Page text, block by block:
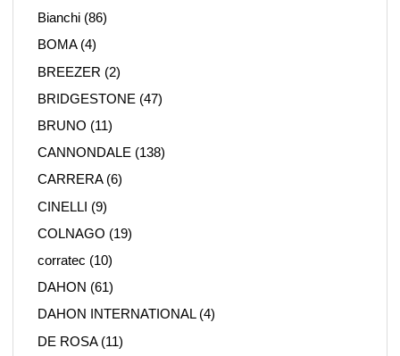
Bianchi (86)
BOMA(4)
BREEZER (2)
BRIDGESTONE (47)
BRUNO (11)
CANNONDALE (138)
CARRERA(6)
CINELLI (9)
COLNAGO (19)
corratec (10)
DAHON (61)
DAHON INTERNATIONAL(4)
DE ROSA(11)